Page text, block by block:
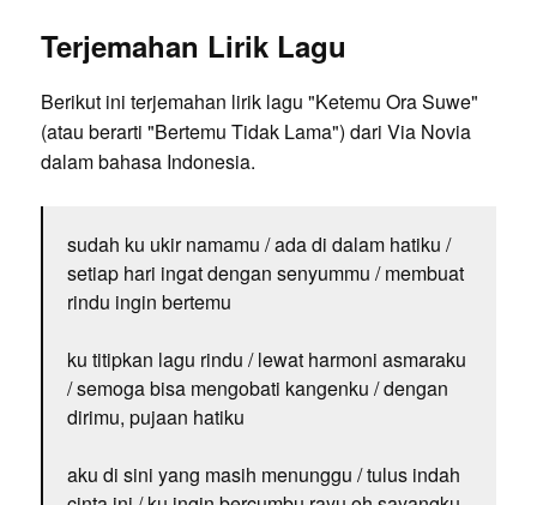
Terjemahan Lirik Lagu
Berikut ini terjemahan lirik lagu "Ketemu Ora Suwe"
(atau berarti "Bertemu Tidak Lama") dari Via Novia
dalam bahasa Indonesia.
sudah ku ukir namamu / ada di dalam hatiku /
setiap hari ingat dengan senyummu / membuat
rindu ingin bertemu
ku titipkan lagu rindu / lewat harmoni asmaraku
/ semoga bisa mengobati kangenku / dengan
dirimu, pujaan hatiku
aku di sini yang masih menunggu / tulus indah